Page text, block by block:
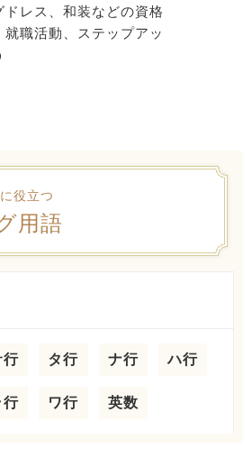
ドレス、和装などの資格
就職活動、ステップアッ
役立つ
用語
行 タ行 ナ行 ハ行
行 ワ行 英数